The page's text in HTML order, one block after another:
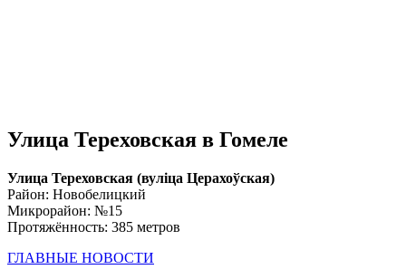
Улица Тереховская в Гомеле
Улица Тереховская (вулiца Церахоўская)
Район: Новобелицкий
Микрорайон: №15
Протяжённость: 385 метров
ГЛАВНЫЕ НОВОСТИ